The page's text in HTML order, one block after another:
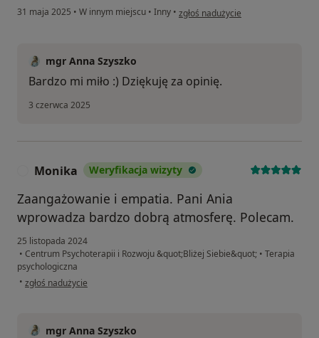
31 maja 2025 • W innym miejscu • Inny • w opinii użytkownika Kasia
zgłoś nadużycie
mgr Anna Szyszko
Bardzo mi miło :) Dziękuję za opinię.
3 czerwca 2025
Monika Weryfikacja wizyty
Zaangażowanie i empatia. Pani Ania
wprowadza bardzo dobrą atmosferę. Polecam.
25 listopada 2024
• Centrum Psychoterapii i Rozwoju &quot;Bliżej Siebie&quot; • Terapia
psychologiczna
• w opinii użytkownika Monika
zgłoś nadużycie
mgr Anna Szyszko